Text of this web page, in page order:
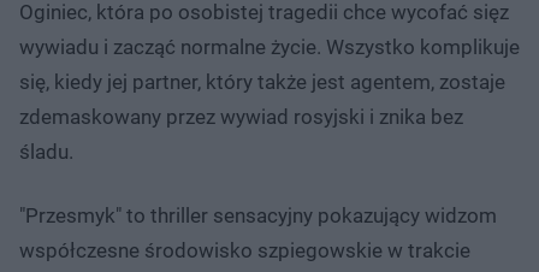
Oginiec, która po osobistej tragedii chce wycofać sięz
wywiadu i zacząć normalne życie. Wszystko komplikuje
się, kiedy jej partner, który także jest agentem, zostaje
zdemaskowany przez wywiad rosyjski i znika bez
śladu.
"Przesmyk" to thriller sensacyjny pokazujący widzom
współczesne środowisko szpiegowskie w trakcie